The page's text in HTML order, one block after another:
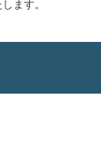
ます。